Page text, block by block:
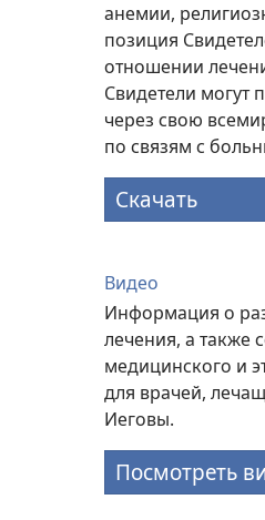
анемии,
позиция
отношении
Свидетели могут
через свою
по связям с
Скачать
Видео
Информация о
лечения, а также
медицинского и
для врачей,
Иеговы.
Посмотреть